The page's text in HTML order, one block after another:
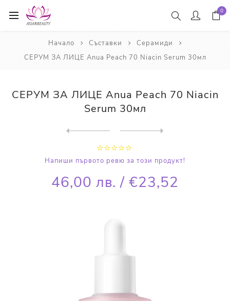
0
Начало Съставки
Серамиди
СЕРУМ ЗА ЛИЦЕ Anua Peach 70 Niacin Serum 30мл
СЕРУМ ЗА ЛИЦЕ Anua Peach 70 Niacin
Serum 30мл
Напиши първото ревю за този продукт!
46,00 лв. / €23,52